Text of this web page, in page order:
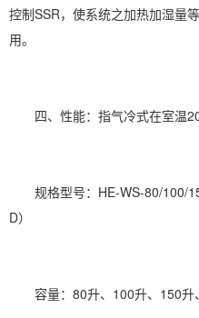
控制SSR，使系统之加热加湿量
用。
四、性能：指气冷式在室温
规格型号：HE-WS-80/100/
D）
容量：80升、100升、150升